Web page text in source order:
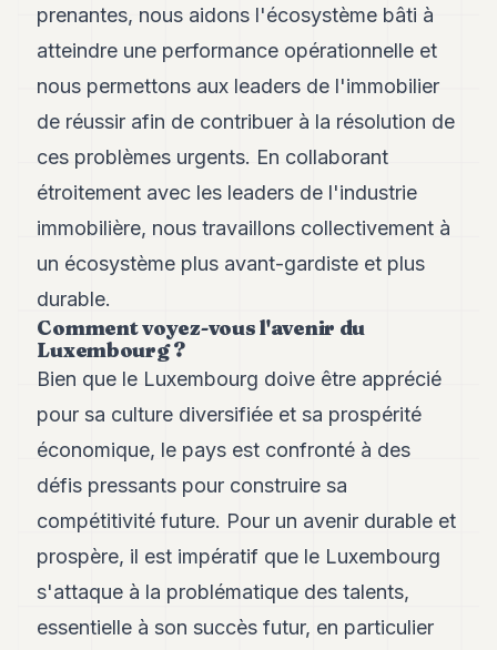
prenantes, nous aidons l'écosystème bâti à
atteindre une performance opérationnelle et
nous permettons aux leaders de l'immobilier
de réussir afin de contribuer à la résolution de
ces problèmes urgents. En collaborant
étroitement avec les leaders de l'industrie
immobilière, nous travaillons collectivement à
un écosystème plus avant-gardiste et plus
durable.
Comment voyez-vous l'avenir du
Luxembourg ?
Bien que le Luxembourg doive être apprécié
pour sa culture diversifiée et sa prospérité
économique, le pays est confronté à des
défis pressants pour construire sa
compétitivité future. Pour un avenir durable et
prospère, il est impératif que le Luxembourg
s'attaque à la problématique des talents,
essentielle à son succès futur, en particulier